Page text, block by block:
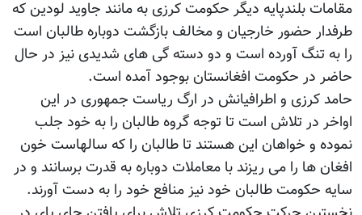
مقامات بلندپایه دیگر حکومت کرزی به مانند جاوید لودین که
طرفدار حضور خارجیان و مخالف بازگشت دوباره طالبان است
را به تنگ آورده است و دو دسته گی های شدیدی نیز در حال
حاضر در حکومت افغانستان بوجود آمده است.
حامد کرزی و اطرافیانش در ارگ ریاست جمهوری در این
اواخر در تلاش است تا توجه گروه طالبان را به خود جلب
نموده و خواهان این هستند تا طالبان را که سالهاست خون
افغان ها را می ریزند با معاملات دوباره به قدرت برسانند و در
سایه حکومت طالبان خود نیز منافع خود را به دست آورند.